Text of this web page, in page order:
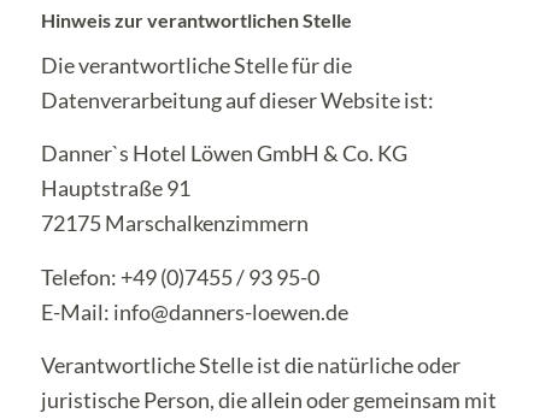
Hinweis zur verantwortlichen Stelle
Die verantwortliche Stelle für die
Datenverarbeitung auf dieser Website ist:
Danner`s Hotel Löwen GmbH & Co. KG
Hauptstraße 91
72175 Marschalkenzimmern
Telefon: +49 (0)7455 / 93 95-0
E-Mail: info@danners-loewen.de
Verantwortliche Stelle ist die natürliche oder
juristische Person, die allein oder gemeinsam mit